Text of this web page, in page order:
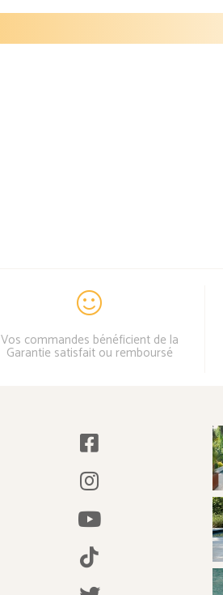
Vos commandes bénéficient de la
Garantie satisfait ou remboursé